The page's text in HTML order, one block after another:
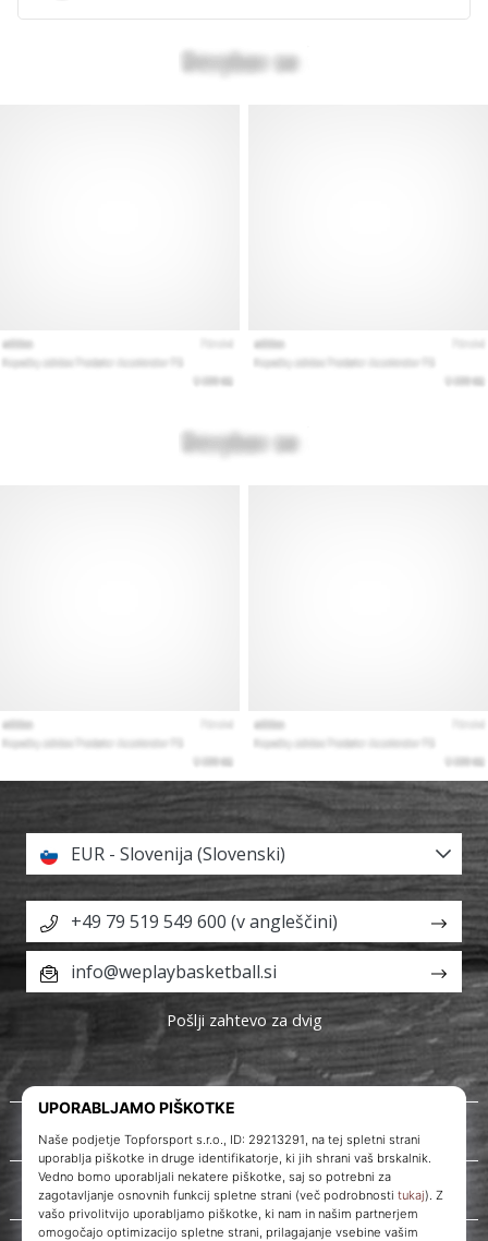
O nas
Storitve za stranke
EUR - Slovenija (Slovenski)
+49 79 519 549 600 (v angleščini)
info@weplaybasketball.si
Pošlji zahtevo za dvig